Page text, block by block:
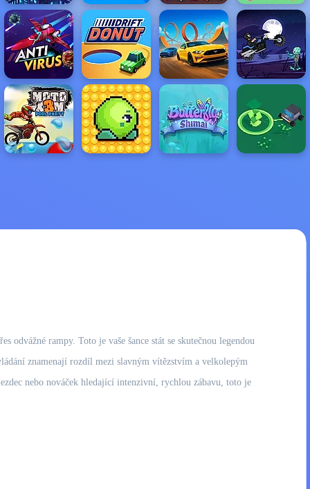
rampy. Toto je vaše šance stát se skutečnou legendou
znamenají rozdíl mezi slavným vítězstvím a velkolepým
nebo nováček hledající intenzivní, rychlou zábavu, toto je